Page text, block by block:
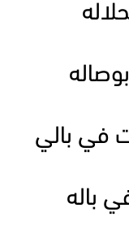
في بالي
باله